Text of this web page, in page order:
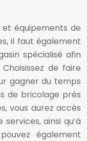
équipements de
il faut également
spécialisé afin
de faire
gagner du temps
de bricolage près
vous aurez accès
ainsi qu’à
également